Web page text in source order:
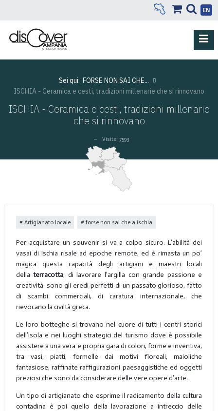
EN
Sei qui: FORSE NON SAI CHE...
ISCHIA - Ceramica e cesti, tradizioni millenarie che si rinnovano
ISCHIA - Ceramica e cesti, tradizioni millenarie
che si rinnovano
Visite: 7593
Artigianato locale forse non sai che a ischia
Per acquistare un souvenir si va a colpo sicuro. L’abilità dei
vasai di Ischia risale ad epoche remote, ed è rimasta un po’
magica questa capacità degli artigiani e maestri locali
dellaterracotta, di lavorare l’argilla con grande passione e
creatività: sono gli eredi perfetti di un passato glorioso, fatto
di scambi commerciali, di caratura internazionale, che
rievocano la civiltà greca.
Le loro botteghe si trovano nel cuore di tutti i centri storici
dell’isola e nei luoghi strategici del turismo dove è possibile
assistere a una vera e propria gara di colori, forme e inventiva,
tra vasi, piatti, formelle dai motivi floreali, maioliche
fantasiose, raffinate raffigurazioni paesaggistiche ed oggetti
preziosi che sono da considerare delle vere opere d’arte.
Un tipo di artigianato che esprime il radicamento della cultura
contadina è poi quello della lavorazione a intreccio delle